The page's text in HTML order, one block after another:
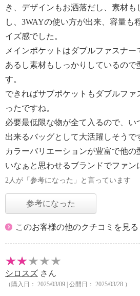
き、デザインもお洒落だし、素材も
し、3WAYの使い方が出来、容量も
イズ感でした。
メインポケットはダブルファスナー
あるし素材もしっかりしているので
す。
できればサブポケットもダブルファ
ったですね。
必要最低限な物が全て入るので、い
出来るバッグとして大活躍しそうで
カラーバリエーションが豊富で他の
いなぁと思わせるブランドでファン
2人が「参考になった」と言っています
参考になった
このお客様の他のクチコミを見る
シロスズ さん
（購入日： 2025/03/09 | 公開日： 2025/03/28 ）